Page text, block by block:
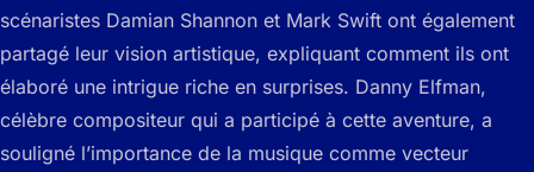
scénaristes Damian Shannon et Mark Swift ont également
partagé leur vision artistique, expliquant comment ils ont
élaboré une intrigue riche en surprises. Danny Elfman,
célèbre compositeur qui a participé à cette aventure, a
souligné l’importance de la musique comme vecteur